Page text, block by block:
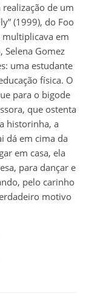
realização de um
(1999), do Foo
multiplicava em
Selena Gomez
uma estudante
física. O
para o bigode
que ostenta
historinha, a
dá em cima da
em casa, ela
para dançar e
pelo carinho
motivo